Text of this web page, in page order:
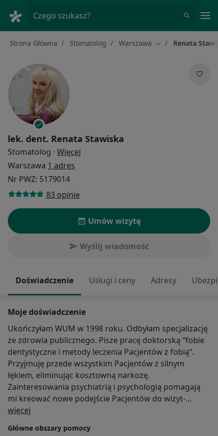
Czego szukasz?
Strona Główna Stomatolog Warszawa Zmień miasto
Renata
lek. dent. Renata Stawiska
Stomatolog · Więcej
Warszawa 1 adres
Nr PWZ: 5179014
83 opinie
Umów wizytę
Wyślij wiadomość
Doświadczenie Usługi i ceny Adresy
Moje doświadczenie
Ukończyłam WUM w 1998 roku. Odbyłam specjalizację
ze zdrowia publicznego. Pisze pracę doktorską “fobie
dentystyczne i metody leczenia Pacjentów z fobią”.
Przyjmuję przede wszystkim Pacjentów z silnym
lękiem, eliminując kosztowną narkozę.
Zainteresowania psychiatrią i psychologią pomagają
mi kreować nowe podejście Pacjentów do wizyt-
uważam, że bycie człowiekiem nie umniejsza
autorytetu lekarza, dlatego nie buduję niepotrzebnych
barier lekarz-pacjent. To szczególnie ważne podczas
więcej
Główne obszary pomocy